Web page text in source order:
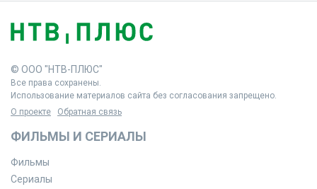
© ООО "НТВ-ПЛЮС"
Все права сохранены.
Использование материалов сайта без согласования запрещено.
О проекте
Обратная связь
ФИЛЬМЫ И СЕРИАЛЫ
Фильмы
Сериалы